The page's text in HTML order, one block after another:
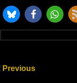
Previous